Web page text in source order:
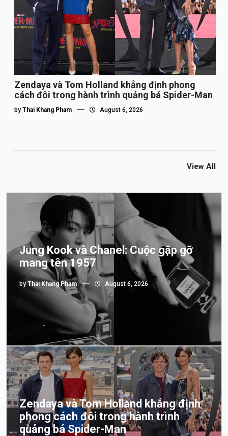
Zendaya và Tom Holland khẳng định phong
cách đôi trong hành trình quảng bá Spider-Man
by Thai Khang Pham August 6, 2026
View All
Jung Kook và Chanel: Cuộc gặp gỡ
mang tên 1957
byThai Khang Pham August 6, 2026
Zendaya và Tom Holland khẳng định
phong cách đôi trong hành trình
quảng bá Spider-Man